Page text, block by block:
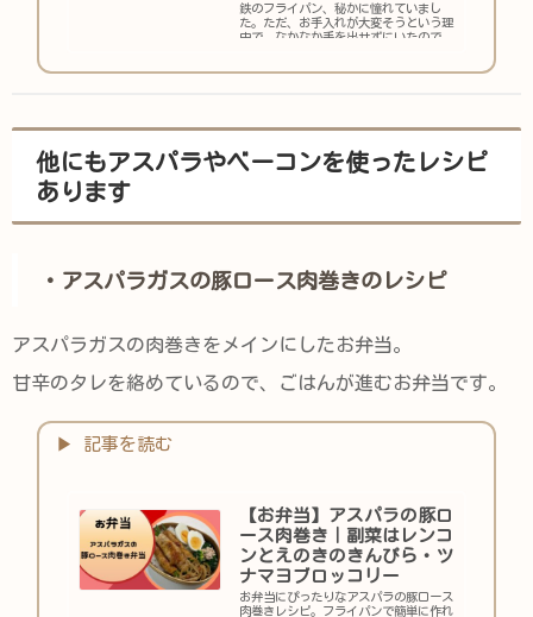
鉄のフライパン、秘かに憧れていまし
た。ただ、お手入れが大変そうという理
由で、なかなか手を出せずにいたので
他にもアスパラやベーコンを使ったレシピ
あります
・アスパラガスの豚ロース肉巻きのレシピ
アスパラガスの肉巻きをメインにしたお弁当。
甘辛のタレを絡めているので、ごはんが進むお弁当です。
【お弁当】アスパラの豚ロ
ース肉巻き｜副菜はレンコ
ンとえのきのきんぴら・ツ
ナマヨブロッコリー
お弁当にぴったりなアスパラの豚ロース
肉巻きレシピ。フライパンで簡単に作れ